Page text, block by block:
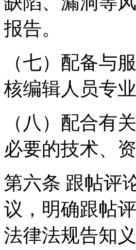
报告。
（七）配备与
核编辑人员专业
（八）配合有
必要的技术、
第六条 跟帖评
议，明确跟帖
法律法规告知